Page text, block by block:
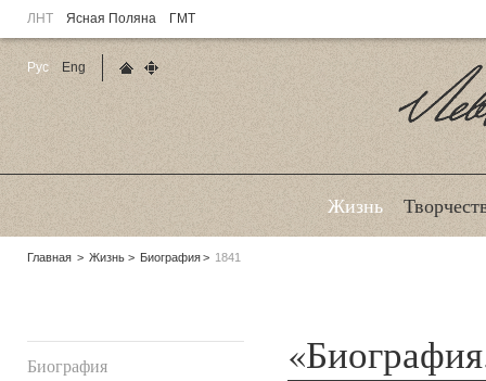
ЛНТ Ясная Поляна ГМТ
Жизнь
Родительские
Главная Жизнь Биография 1841
Биография
Рус
Eng